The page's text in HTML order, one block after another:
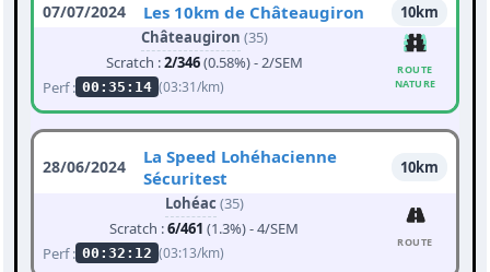
07/07/2024 Les 10km de Châteaugiron
10km
Châteaugiron (35)
Scratch :2/346(0.58%) - 2/SEM
Perf : 00:35:14 (03:31/km)
ROUTE
NATURE
28/06/2024
La Speed Lohéhacienne
Sécuritest
10km
Lohéac (35)
Scratch :6/461 (1.3%) - 4/SEM
Perf : 00:32:12 (03:13/km)
ROUTE